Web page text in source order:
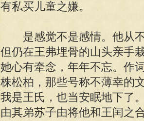
有私买儿童之嫌。
是感觉不是感情。他从不
但仍在王弗埋骨的山头亲手
她心有牵念，年年不忘。作
株松柏，那些号称不薄幸的
我是王氏，也当安眠地下了
由其弟苏子由将他和王闰之